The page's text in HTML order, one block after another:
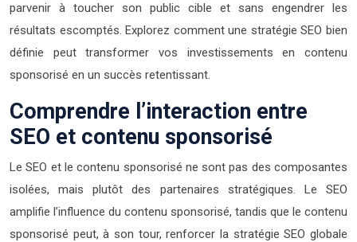
parvenir à toucher son public cible et sans engendrer les
résultats escomptés. Explorez comment une stratégie SEO bien
définie peut transformer vos investissements en contenu
sponsorisé en un succès retentissant.
Comprendre l’interaction entre
SEO et contenu sponsorisé
Le SEO et le contenu sponsorisé ne sont pas des composantes
isolées, mais plutôt des partenaires stratégiques. Le SEO
amplifie l’influence du contenu sponsorisé, tandis que le contenu
sponsorisé peut, à son tour, renforcer la stratégie SEO globale